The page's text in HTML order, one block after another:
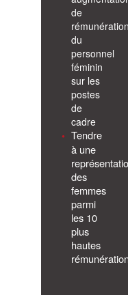
de
du
personnel
féminin
sur les
postes
de
cadre
Tendre
à une
des
femmes
parmi
les 10
plus
hautes